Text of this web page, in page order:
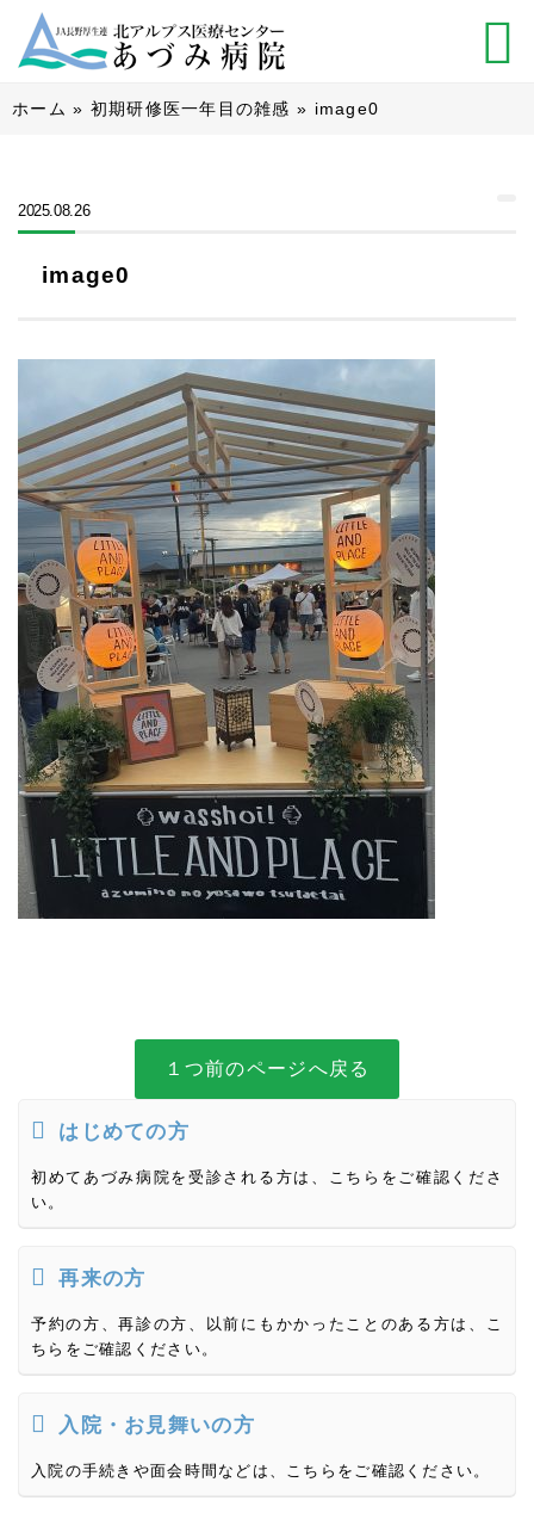
ホーム » 初期研修医一年目の雑感 » image0
2025.08.26
image0
１つ前のページへ戻る
はじめての方
初めてあづみ病院を受診される方は、こちらをご確認くださ
い。
再来の方
予約の方、再診の方、以前にもかかったことのある方は、こ
ちらをご確認ください。
入院・お見舞いの方
入院の手続きや面会時間などは、こちらをご確認ください。